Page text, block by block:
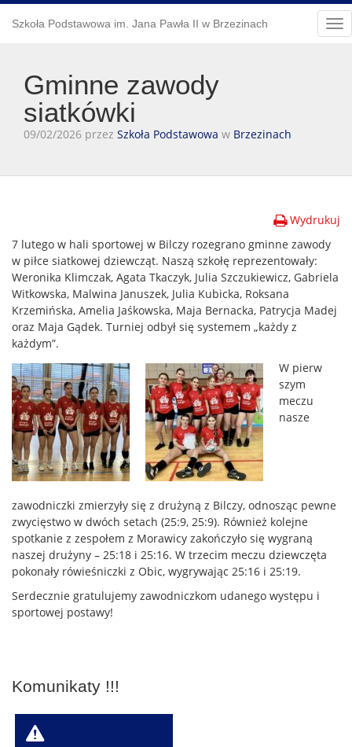
Szkoła Podstawowa im. Jana Pawła II w Brzezinach
Gminne zawody
siatkówki
09/02/2026 przez Szkoła Podstawowa w Brzezinach
Wydrukuj
7 lutego w hali sportowej w Bilczy rozegrano gminne zawody
w piłce siatkowej dziewcząt. Naszą szkołę reprezentowały:
Weronika Klimczak, Agata Tkaczyk, Julia Szczukiewicz, Gabriela
Witkowska, Malwina Januszek, Julia Kubicka, Roksana
Krzemińska, Amelia Jaśkowska, Maja Bernacka, Patrycja Madej
oraz Maja Gądek. Turniej odbył się systemem „każdy z
każdym”.
W pierw
szym
meczu
nasze
zawodniczki zmierzyły się z drużyną z Bilczy, odnosząc pewne
zwycięstwo w dwóch setach (25:9, 25:9). Również kolejne
spotkanie z zespołem z Morawicy zakończyło się wygraną
naszej drużyny – 25:18 i 25:16. W trzecim meczu dziewczęta
pokonały rówieśniczki z Obic, wygrywając 25:16 i 25:19.
Serdecznie gratulujemy zawodniczkom udanego występu i
sportowej postawy!
Komunikaty !!!
W